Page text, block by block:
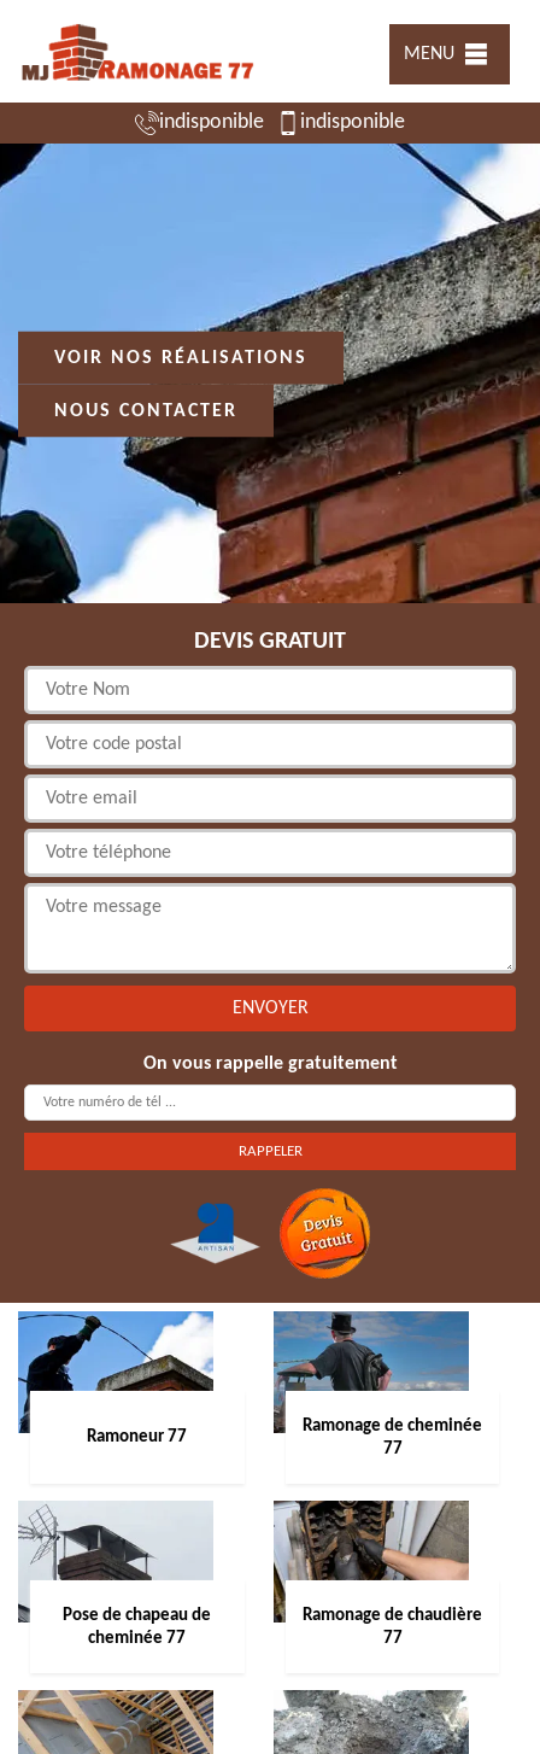
MENU
indisponible indisponible
VOIR NOS RÉALISATIONS
NOUS CONTACTER
DEVIS GRATUIT
On vous rappelle gratuitement
Ramoneur 77
Ramonage de cheminée
77
Pose de chapeau de
cheminée 77
Ramonage de chaudière
77